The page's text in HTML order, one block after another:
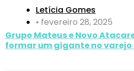
Letícia Gomes
• fevereiro 28, 2025
Grupo Mateus e Novo
formar um gigante no varejo